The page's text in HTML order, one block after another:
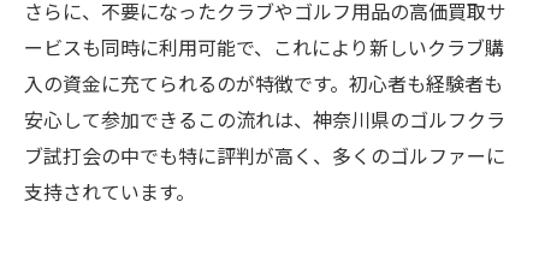
さらに、不要になったクラブやゴルフ用品の高価買取サ
ービスも同時に利用可能で、これにより新しいクラブ購
入の資金に充てられるのが特徴です。初心者も経験者も
安心して参加できるこの流れは、神奈川県のゴルフクラ
ブ試打会の中でも特に評判が高く、多くのゴルファーに
支持されています。